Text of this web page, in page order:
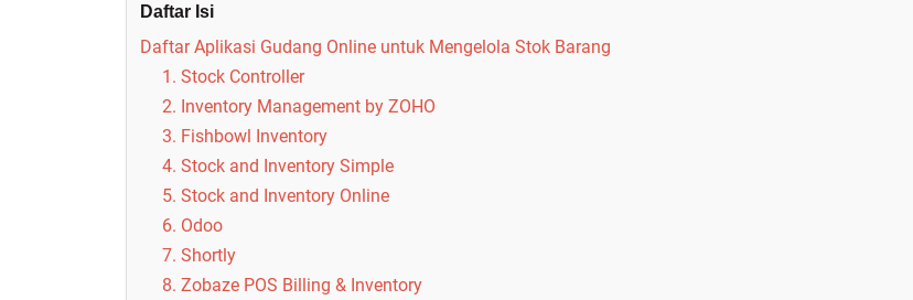
Daftar Isi
Daftar Aplikasi Gudang Online untuk Mengelola Stok Barang
1. Stock Controller
2. Inventory Management by ZOHO
3. Fishbowl Inventory
4. Stock and Inventory Simple
5. Stock and Inventory Online
6. Odoo
7. Shortly
8. Zobaze POS Billing & Inventory